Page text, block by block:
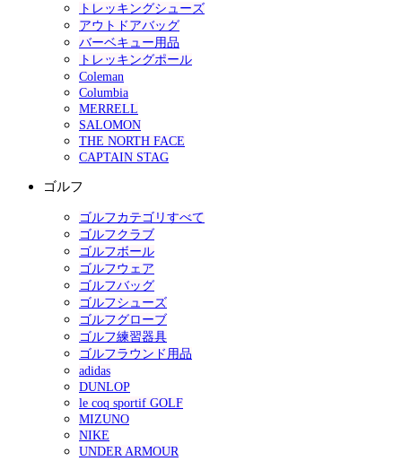
トレッキングシューズ
アウトドアバッグ
バーベキュー用品
トレッキングポール
Coleman
Columbia
MERRELL
SALOMON
THE NORTH FACE
CAPTAIN STAG
ゴルフ
ゴルフカテゴリすべて
ゴルフクラブ
ゴルフボール
ゴルフウェア
ゴルフバッグ
ゴルフシューズ
ゴルフグローブ
ゴルフ練習器具
ゴルフラウンド用品
adidas
DUNLOP
le coq sportif GOLF
MIZUNO
NIKE
UNDER ARMOUR